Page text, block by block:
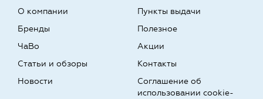
О компании
Бренды
Пункты выдачи
Полезное
ЧаВо
Статьи и обзоры
Новости
Акции
Контакты
Соглашение об
использовании cookie-